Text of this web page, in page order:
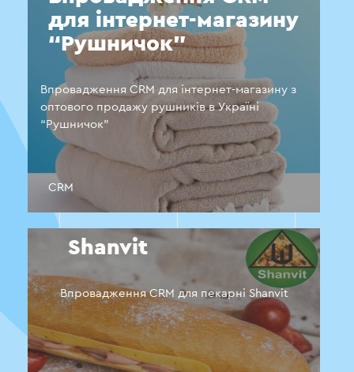
для інтернет-магазину
“Рушничок”
Впровадження CRM для інтернет-магазину з
оптового продажу рушників в Україні
“Рушничок”
CRM
Shanvit
Впровадження CRM для пекарні Shanvit